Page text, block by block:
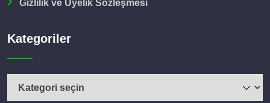
Gizlilik ve Üyelik Sözleşmesi
Kategoriler